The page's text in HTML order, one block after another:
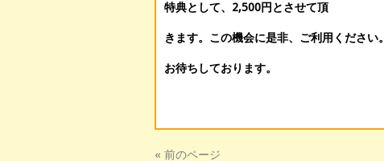
特典として、2,500円とさせて頂
きます。この機会に是非、ご利用ください。
お待ちしております。
« 前のページ